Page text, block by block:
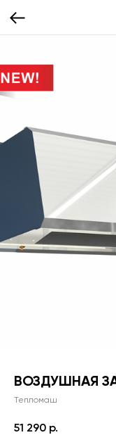
ВОЗДУШНАЯ
Тепломаш
51 290 р.